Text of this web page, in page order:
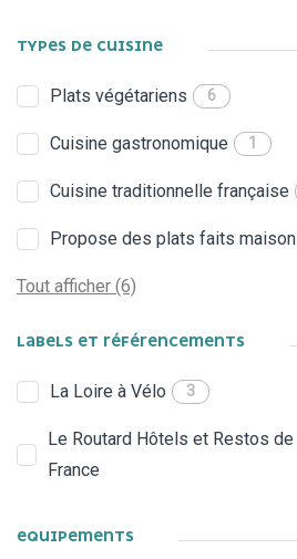
TYPES DE CUISINE
Plats végétariens 6
Cuisine gastronomique 1
Cuisine traditionnelle française
Propose des plats faits maison
Tout afficher (6)
LABELS ET RÉFÉRENCEMENTS
La Loire à Vélo 3
Le Routard Hôtels et Restos de
France
EQUIPEMENTS